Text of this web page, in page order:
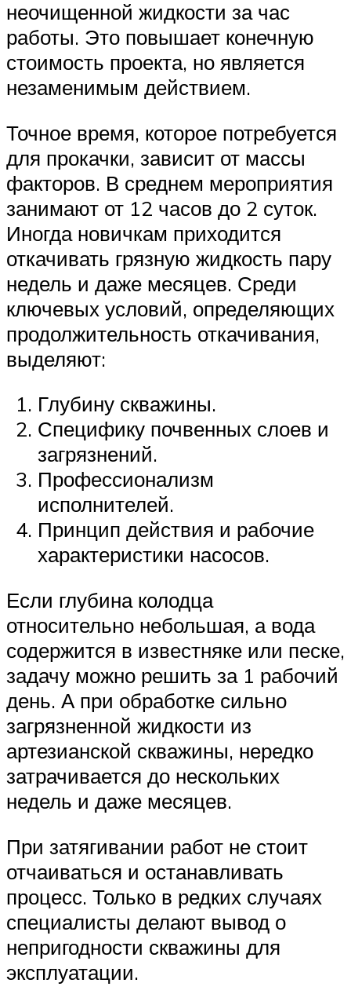
неочищенной жидкости за час
работы. Это повышает конечную
стоимость проекта, но является
незаменимым действием.
Точное время, которое потребуется
для прокачки, зависит от массы
факторов. В среднем мероприятия
занимают от 12 часов до 2 суток.
Иногда новичкам приходится
откачивать грязную жидкость пару
недель и даже месяцев. Среди
ключевых условий, определяющих
продолжительность откачивания,
выделяют:
Глубину скважины.
Специфику почвенных слоев и
загрязнений.
Профессионализм
исполнителей.
Принцип действия и рабочие
характеристики насосов.
Если глубина колодца
относительно небольшая, а вода
содержится в известняке или песке,
задачу можно решить за 1 рабочий
день. А при обработке сильно
загрязненной жидкости из
артезианской скважины, нередко
затрачивается до нескольких
недель и даже месяцев.
При затягивании работ не стоит
отчаиваться и останавливать
процесс. Только в редких случаях
специалисты делают вывод о
непригодности скважины для
эксплуатации.